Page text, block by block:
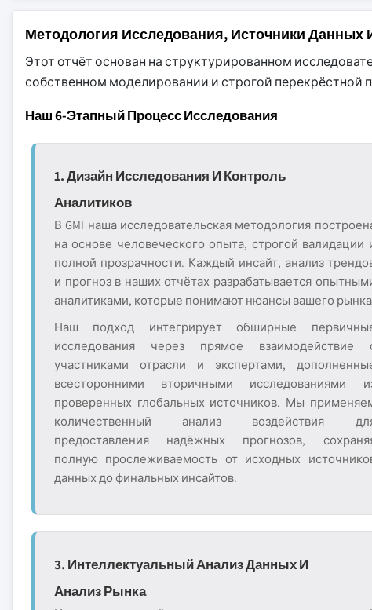
Методология Исследования, Источники Данных
Этот отчёт основан на структурированном
собственном моделировании и строгой перекрёстной
Наш 6-Этапный Процесс Исследования
1. Дизайн Исследования И Контроль
Аналитиков
В GMI наша исследовательская методология
на основе человеческого опыта, строгой валидации
полной прозрачности. Каждый инсайт, анализ
и прогноз в наших отчётах разрабатывается
аналитиками, которые понимают нюансы вашего
Наш подход интегрирует обширные
исследования через прямое взаимодействие
участниками отрасли и экспертами,
всесторонними вторичными исследованиями
проверенных глобальных источников. Мы
количественный анализ воздействия
предоставления надёжных прогнозов,
полную прослеживаемость от исходных
данных до финальных инсайтов.
3. Интеллектуальный Анализ Данных И
Анализ Рынка